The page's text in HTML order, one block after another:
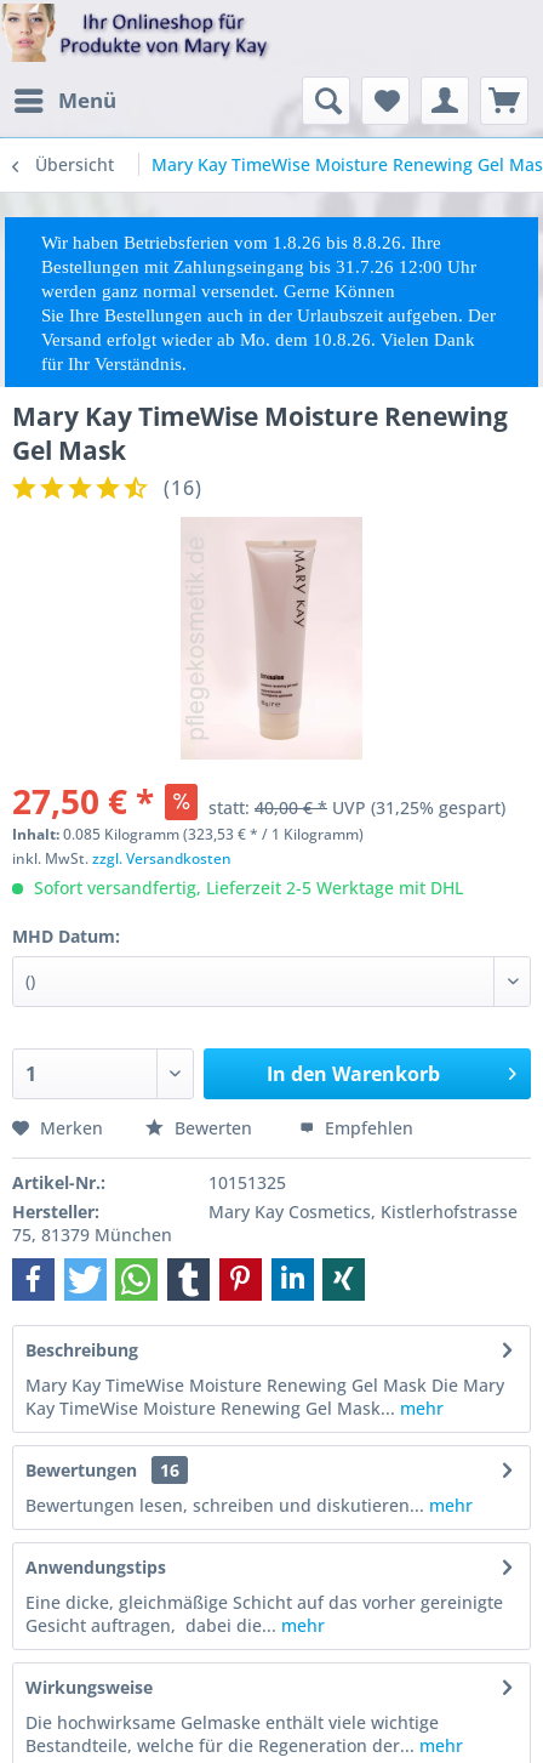
Menü
Übersicht Mary Kay TimeWise Moisture Renewing Gel
Wir haben Betriebsferien vom 1.8.26 bis 8.8.26. Ihre
Bestellungen mit Zahlungseingang bis 31.7.26 12:00 Uhr
werden ganz normal versendet. Gerne Können
SieIhreBestellungen auch in der Urlaubszeit aufgeben. Der
Versand erfolgt wieder ab Mo. dem 10.8.26. Vielen Dank
für Ihr Verständnis.
Mary Kay TimeWise Moisture Renewing
Gel Mask
(16)
27,50 € * statt: 40,00 € * UVP (31,25% gespart)
Inhalt:0.085 Kilogramm (323,53 € * / 1 Kilogramm)
inkl. MwSt.zzgl. Versandkosten
Sofort versandfertig, Lieferzeit 2-5 Werktage mit DHL
MHD Datum:
In den Warenkorb
Merken Bewerten Empfehlen
Artikel-Nr.:
10151325
Hersteller:
Mary Kay Cosmetics, Kistlerhofstrasse
75, 81379 München
Beschreibung
Mary Kay TimeWise Moisture Renewing Gel Mask Die Mary
Kay TimeWise Moisture Renewing Gel Mask... mehr
Bewertungen
16
Bewertungen lesen, schreiben und diskutieren... mehr
Anwendungstips
Eine dicke, gleichmäßige Schicht auf das vorher gereinigte
Gesicht auftragen, dabei die... mehr
Wirkungsweise
Die hochwirksame Gelmaske enthält viele wichtige
Bestandteile, welche für die Regeneration der... mehr